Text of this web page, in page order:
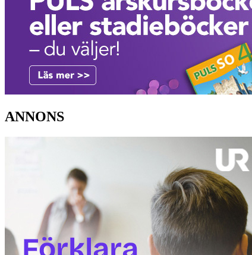
ANNONS